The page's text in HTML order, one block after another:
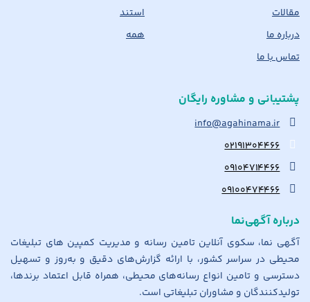
مقالات
درباره ما
تماس با ما
استند
همه
پشتیبانی و مشاوره رایگان
info@agahinama.ir
۰۲۱۹۱۳۰۴۴۶۶
۰۹۱۰۴۷۱۴۴۶۶
۰۹۱۰۰۴۷۴۴۶۶
درباره آگهی‌نما
آگهی نما، سکوی آنلاین تامین رسانه و مدیریت کمپین های تبلیغات
محیطی در سراسر کشور، با ارائه گزارش‌های دقیق و به‌روز و تسهیل
دسترسی و تامین انواع رسانه‌های محیطی، همراه قابل اعتماد برندها،
تولیدکنندگان و مشاوران تبلیغاتی است.